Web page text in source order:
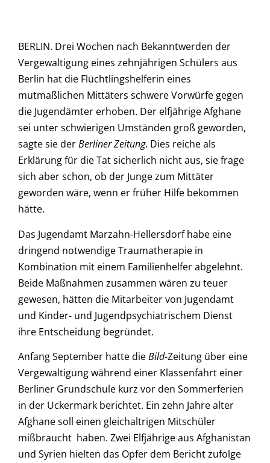
BERLIN. Drei Wochen nach Bekanntwerden der
Vergewaltigung eines zehnjährigen Schülers aus
Berlin hat die Flüchtlingshelferin eines
mutmaßlichen Mittäters schwere Vorwürfe gegen
die Jugendämter erhoben. Der elfjährige Afghane
sei unter schwierigen Umständen groß geworden,
sagte sie derBerliner Zeitung. Dies reiche als
Erklärung für die Tat sicherlich nicht aus, sie frage
sich aber schon, ob der Junge zum Mittäter
geworden wäre, wenn er früher Hilfe bekommen
hätte.
Das Jugendamt Marzahn-Hellersdorf habe eine
dringend notwendige Traumatherapie in
Kombination mit einem Familienhelfer abgelehnt.
Beide Maßnahmen zusammen wären zu teuer
gewesen, hätten die Mitarbeiter von Jugendamt
und Kinder- und Jugendpsychiatrischem Dienst
ihre Entscheidung begründet.
Anfang September hatte dieBild-Zeitung über eine
Vergewaltigung während einer Klassenfahrt einer
Berliner Grundschule kurz vor den Sommerferien
in der Uckermark berichtet. Ein zehn Jahre alter
Afghane soll einen gleichaltrigen Mitschüler
mißbraucht haben. Zwei Elfjährige aus Afghanistan
und Syrien hielten das Opfer dem Bericht zufolge